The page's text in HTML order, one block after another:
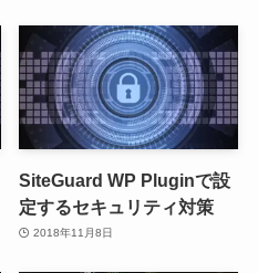
SiteGuard WP Pluginで設
定するセキュリティ対策
2018年11月8日